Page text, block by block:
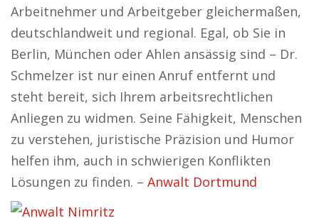
Arbeitnehmer und Arbeitgeber gleichermaßen,
deutschlandweit und regional. Egal, ob Sie in
Berlin, München oder Ahlen ansässig sind – Dr.
Schmelzer ist nur einen Anruf entfernt und
steht bereit, sich Ihrem arbeitsrechtlichen
Anliegen zu widmen. Seine Fähigkeit, Menschen
zu verstehen, juristische Präzision und Humor
helfen ihm, auch in schwierigen Konflikten
Lösungen zu finden. – Anwalt Dortmund